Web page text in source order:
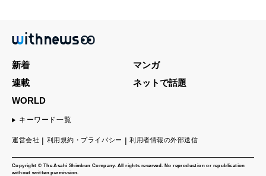
Copyright © The Asahi Shimbun Company. All rights reserved. No reproduction or republication
without written permission.
新着
マンガ
連載
ネットで話題
WORLD
キーワード一覧
運営会社 利用規約・プライバシー 利用者情報の外部送信